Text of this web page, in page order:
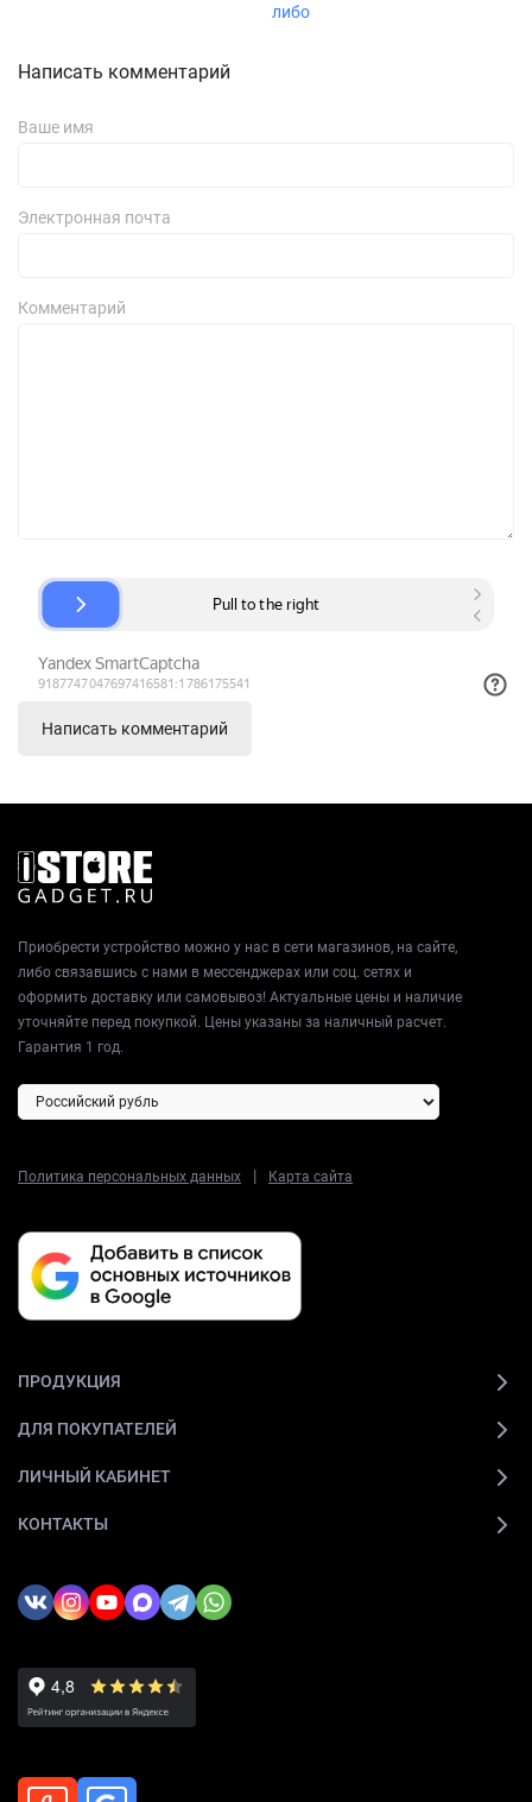
либо
Написать комментарий
Ваше имя
Электронная почта
Комментарий
Приобрести устройство можно у нас в сети магазинов, на сайте,
либо связавшись с нами в мессенджерах или соц. сетях и
оформить доставку или самовывоз! Актуальные цены и наличие
уточняйте перед покупкой. Цены указаны за наличный расчет.
Гарантия 1 год.
Политика персональных данных | Карта сайта
ПРОДУКЦИЯ
ДЛЯ ПОКУПАТЕЛЕЙ
ЛИЧНЫЙ КАБИНЕТ
КОНТАКТЫ